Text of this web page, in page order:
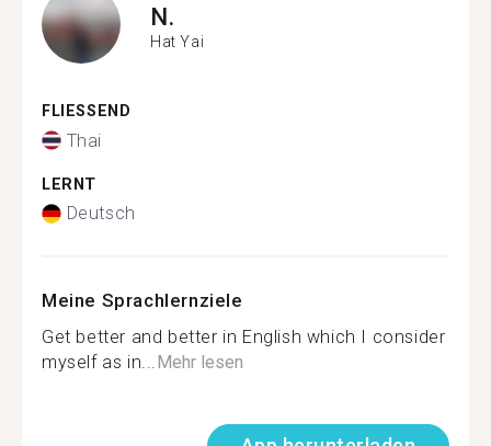
N.
Hat Yai
FLIESSEND
Thai
LERNT
Deutsch
Meine Sprachlernziele
Get better and better in English which I consider
myself as in...Mehr lesen